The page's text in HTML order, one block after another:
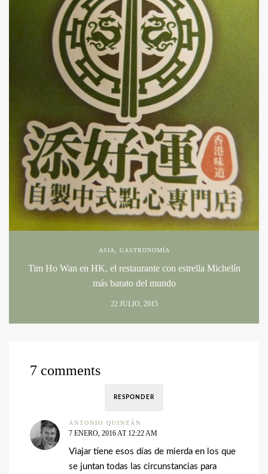
ASIA, GASTRONOMÍA
Tim Ho Wan en HK, el restaurante con estrella Michelín
más barato del mundo
22 JULIO, 2015
7 comments
RESPONDER
ANTONIO QUINZÁN
7 ENERO, 2016 AT 12:22 AM
Viajar tiene esos días de mierda en los que
se juntan todas las circunstancias para